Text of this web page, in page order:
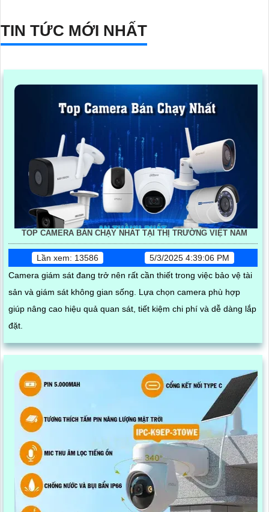
TIN TỨC MỚI NHẤT
TOP CAMERA BÁN CHẠY NHẤT TẠI THỊ TRƯỜNG VIỆT NAM
Lần xem: 13586
5/3/2025 4:39:06 PM
Camera giám sát đang trở nên rất cần thiết trong việc bảo vệ tài
sản và giám sát không gian sống. Lựa chọn camera phù hợp
giúp nâng cao hiệu quả quan sát, tiết kiệm chi phí và dễ dàng lắp
đặt.